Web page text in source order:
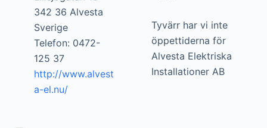
342 36 Alvesta
Sverige
Telefon: 0472-
125 37
http://www.alvest
a-el.nu/
Tyvärr har vi inte
öppettiderna för
Alvesta Elektriska
Installationer AB